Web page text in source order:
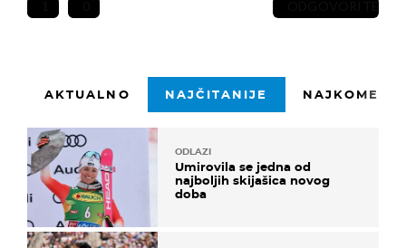
AKTUALNO NAJČITANIJE
ODLAZI
Umirovila se jedna od
najboljih skijašica novog
doba